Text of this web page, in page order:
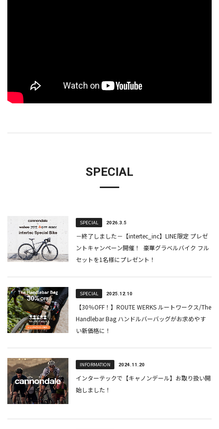
SPECIAL